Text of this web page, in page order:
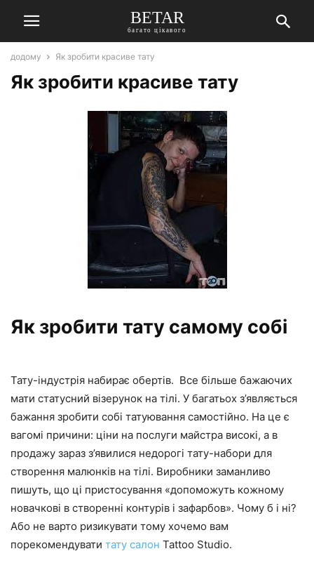
BETAR
багато цікавого
додому Як зробити красиве тату
Як зробити красиве тату
Як зробити тату самому собі
Тату-індустрія набирає обертів. Все більше бажаючих
мати статусний візерунок на тілі. У багатьох з’являється
бажання зробити собі татуювання самостійно. На це є
вагомі причини: ціни на послуги майстра високі, а в
продажу зараз з’явилися недорогі тату-набори для
створення малюнків на тілі. Виробники заманливо
пишуть, що ці пристосування «допоможуть кожному
новачкові в створенні контурів і зафарбов». Чому б і ні?
Або не варто ризикувати тому хочемо вам
порекомендувати тату салон Tattoo Studio.